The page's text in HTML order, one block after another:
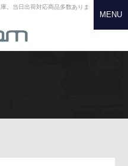
。当日出荷対応商品多数ありま
MENU